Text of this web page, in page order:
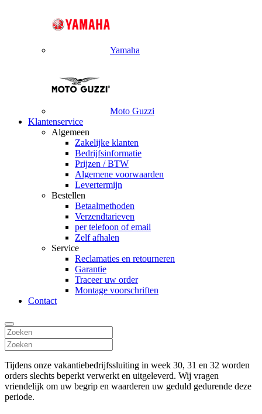
Yamaha
Moto Guzzi
Klantenservice
Algemeen
Zakelijke klanten
Bedrijfsinformatie
Prijzen / BTW
Algemene voorwaarden
Levertermijn
Bestellen
Betaalmethoden
Verzendtarieven
per telefoon of email
Zelf afhalen
Service
Reclamaties en retourneren
Garantie
Traceer uw order
Montage voorschriften
Contact
Tijdens onze vakantiebedrijfssluiting in week 30, 31 en 32 worden
orders slechts beperkt verwerkt en uitgeleverd. Wij vragen
vriendelijk om uw begrip en waarderen uw geduld gedurende deze
periode.